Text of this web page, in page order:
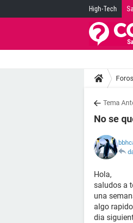
High-Tech
Foros
Tema
No se
Hola,
saludos a
una
algo
dia